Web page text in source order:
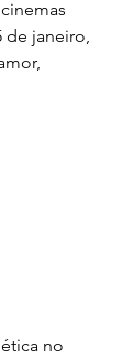
de janeiro,
no